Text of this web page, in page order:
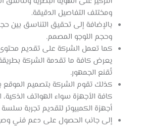
ومختلف التفاصيل الدقيقة.
بالإضافة إلى تحقيق التناسق بين
وحجم اللوجو المصمم.
كما تعمل الشركة على تقديم محتوى
يعرض كافة ما تقدمة الشركة
تُقنع الجمهور.
كذلك تقوم الشركة بتصميم الموقع
كافة الأجهزة سواء الهواتف الذكية،
أجهزة الكمبيوتر لتقديم تجربة
إلى جانب الحصول على دعم فني